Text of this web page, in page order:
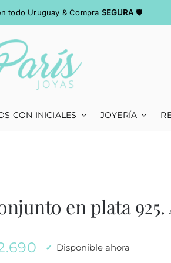
todo Uruguay & Compra SEGURA🛡
CON INICIALES JOYERÍA
en plata 925.
Disponible ahora